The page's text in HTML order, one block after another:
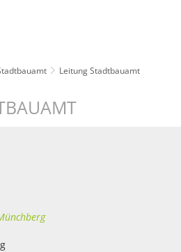
Leitung Stadtbauamt